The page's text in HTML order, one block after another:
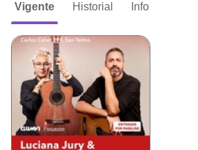
Vigente Historial Info